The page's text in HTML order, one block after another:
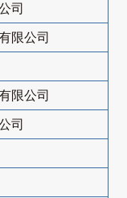
司
限公司
限公司
司